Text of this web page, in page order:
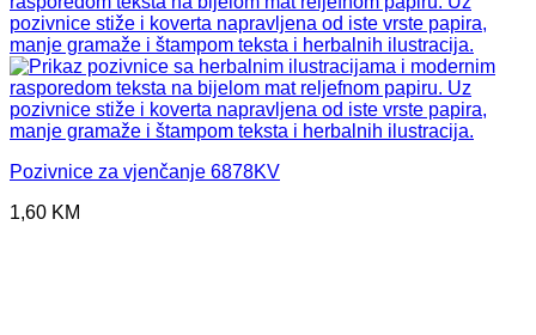
Pozivnice za vjenčanje 6878KV
1,60 KM